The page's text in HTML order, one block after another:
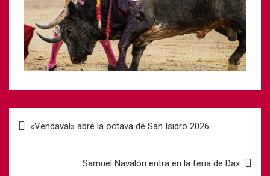
«Vendaval» abre la octava de San Isidro 2026
Samuel Navalón entra en la feria de Dax